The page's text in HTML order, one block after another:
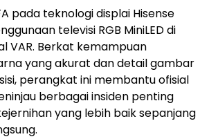
pada teknologi displai Hisense
televisi RGB MiniLED di
VAR. Berkat kemampuan
yang akurat dan detail gambar
perangkat ini membantu ofisial
berbagai insiden penting
yang lebih baik sepanjang